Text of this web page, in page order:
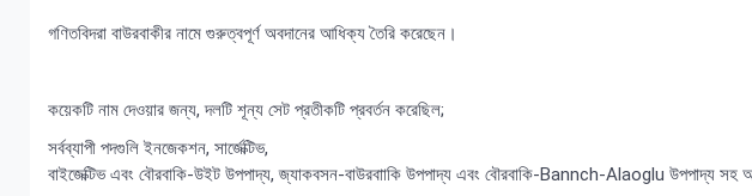
গণিতবিদরা বাউরবাকীর নামে গুরুত্বপূর্ণ অবদানের আধিক্য তৈরি করেছেন।
কয়েকটি নাম দেওয়ার জন্য, দলটি শূন্য সেট প্রতীকটি প্রবর্তন করেছিল;
সর্বব্যাপী পদগুলি ইনজেকশন, সার্জেক্টিভ,
বাইজেক্টিভ এবং বৌরবাকি-উইট উপপাদ্য, জ্যাকবসন-বাউরবাাকি উপপাদ্য এবং বৌরবাকি-Bannch-Alaoglu উপপাদ্য সহ